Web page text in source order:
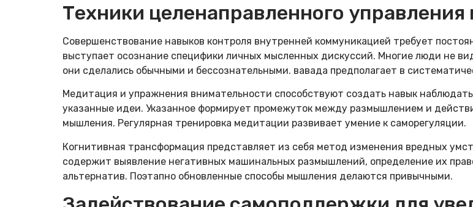
Техники целенаправленного
Совершенствование навыков контроля внутренней коммуникацией требует
выступает осознание специфики личных мысленных дискуссий. Многие люди не
они сделались обычными и бессознательными. вавада предполагает в
Медитация и упражнения внимательности способствуют создать навык
указанные идеи. Указанное формирует промежуток между размышлением и
мышления. Регулярная тренировка медитации развивает умение к саморегуляции.
Когнитивная трансформация представляет из себя метод изменения вредных
содержит выявление негативных машинальных размышлений, определение их
альтернатив. Поэтапно обновленные способы мышления делаются привычными.